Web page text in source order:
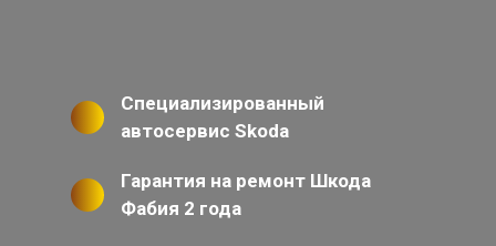
Специализированный
автосервис Skoda
Гарантия на ремонт Шкода
Фабия 2 года